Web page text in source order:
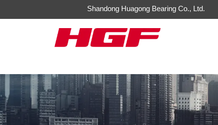
Shandong Huagong Bearing Co., Ltd.